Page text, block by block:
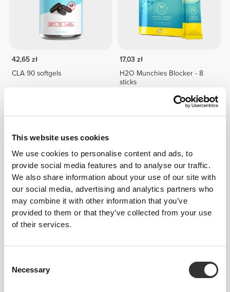
This website uses cookies
We use cookies to personalise content and ads, to
provide social media features and to analyse our traffic.
We also share information about your use of our site with
our social media, advertising and analytics partners who
may combine it with other information that you’ve
provided to them or that they’ve collected from your use
of their services.
Selection
Necessary
42,65 zł
CLA 90 softgels
17,03 zł
H2O Munchies Blocker - 8
sticks
59,72 zł
Cutgenic for Women 200 mL
NOWOŚĆ
65,17 zł